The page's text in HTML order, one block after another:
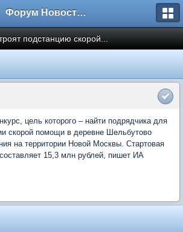
Форум Новостройки
подстанцию скорой...
цель которого – найти подрядчика для
скорой помощи в деревне Шельбутово
на территории Новой Москвы. Стартовая
15,3 млн рублей, пишет ИА